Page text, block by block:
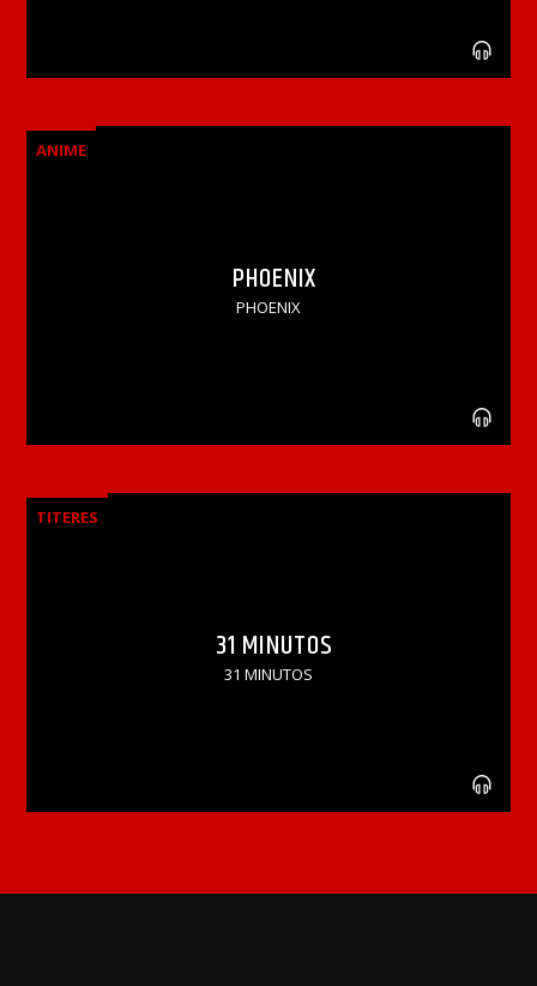
ANIME
PHOENIX
PHOENIX
TITERES
31 MINUTOS
31 MINUTOS